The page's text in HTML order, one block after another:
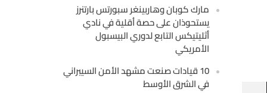
مارك كوبان وهاربينغر سبورتس بارتنرز
يستحوذان على حصة أقلية في نادي
أثليتيكس التابع لدوري البيسبول
الأمريكي
10 قيادات صنعت مشهد الأمن السيبراني
في الشرق الأوسط